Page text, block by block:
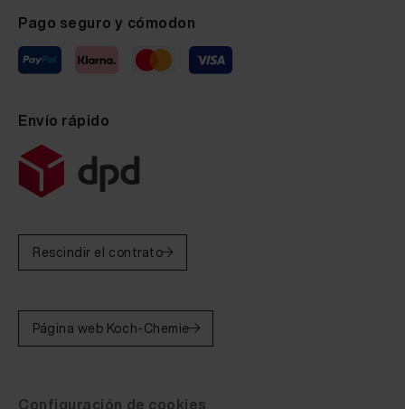
Pago seguro y cómodon
Envío rápido
Rescindir el contrato
Página web Koch-Chemie
Configuración de cookies